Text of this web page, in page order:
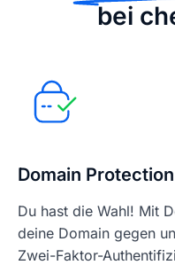
bei
Domain
Du hast die Wahl! Mit
deine Domain gegen
Zwei-Faktor-